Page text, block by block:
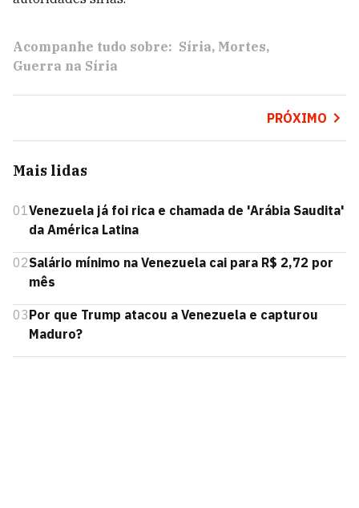
Acompanhe tudo sobre: Síria Mortes
Guerra na Síria
PRÓXIMO
Mais lidas
01Venezuela já foi rica e chamada de 'Arábia Saudita'
da América Latina
02Salário mínimo na Venezuela cai para R$ 2,72 por
mês
03Por que Trump atacou a Venezuela e capturou
Maduro?